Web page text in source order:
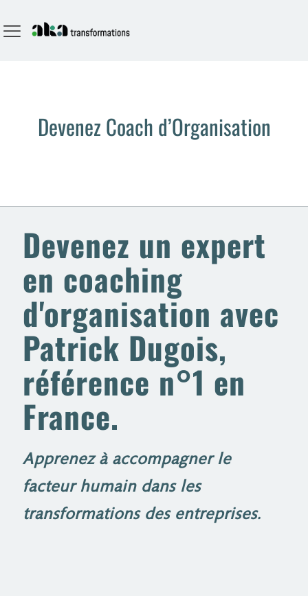
Devenez Coach d’Organisation
Devenez un expert
en coaching
d'organisation avec
Patrick Dugois,
référence n°1 en
France.
Apprenez à accompagner le
facteur humain dans les
transformations des entreprises.